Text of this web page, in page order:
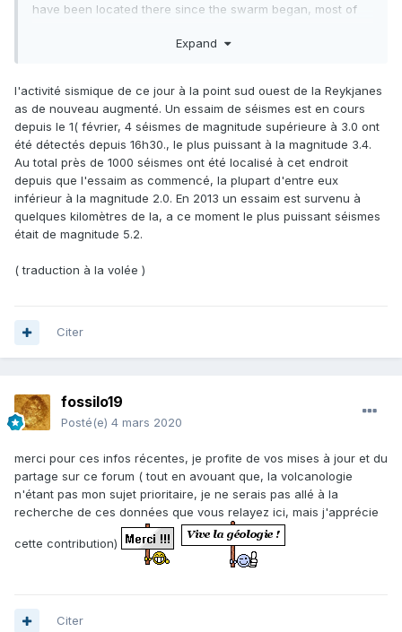
have been located there since the swarm began, most of
few km away, then the largest earthquake was M5.2.
Expand
l'activité sismique de ce jour à la point sud ouest de la Reykjanes
as de nouveau augmenté. Un essaim de séismes est en cours
depuis le 1( février, 4 séismes de magnitude supérieure à 3.0 ont
été détectés depuis 16h30., le plus puissant à la magnitude 3.4.
Au total près de 1000 séismes ont été localisé à cet endroit
depuis que l'essaim as commencé, la plupart d'entre eux
inférieur à la magnitude 2.0. En 2013 un essaim est survenu à
quelques kilomètres de la, a ce moment le plus puissant séismes
était de magnitude 5.2.
( traduction à la volée )
Citer
fossilo19
Posté(e) 4 mars 2020
merci pour ces infos récentes, je profite de vos mises à jour et du
partage sur ce forum ( tout en avouant que, la volcanologie
n'étant pas mon sujet prioritaire, je ne serais pas allé à la
recherche de ces données que vous relayez ici, mais j'apprécie
cette contribution)
Citer